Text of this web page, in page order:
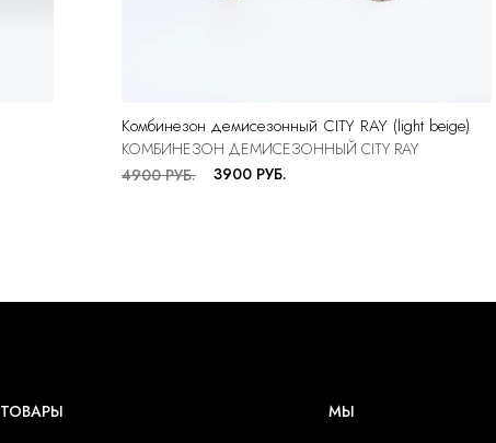
Комбинезон демисезонный CITY RAY (light beige)
КОМБИНЕЗОН ДЕМИСЕЗОННЫЙ CITY RAY
4900 РУБ.
3900 РУБ.
ТОВАРЫ МЫ